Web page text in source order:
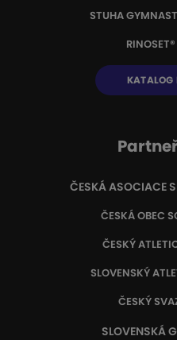
STUHA
KATALOG
ČESKÁ ASOCIACE
ČESKÁ OBEC
ČESKÝ
SLOVENSKÝ
ČESKÝ
SLOVENSKÁ